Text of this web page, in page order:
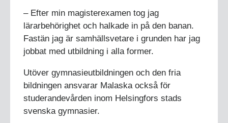
– Efter min magisterexamen tog jag
lärarbehörighet och halkade in på den banan.
Fastän jag är samhällsvetare i grunden har jag
jobbat med utbildning i alla former.
Utöver gymnasieutbildningen och den fria
bildningen ansvarar Malaska också för
studerandevården inom Helsingfors stads
svenska gymnasier.